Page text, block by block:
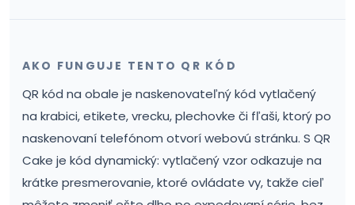
AKO FUNGUJE TENTO QR KÓD
QR kód na obale je naskenovateľný kód vytlačený
na krabici, etikete, vrecku, plechovke či fľaši, ktorý po
naskenovaní telefónom otvorí webovú stránku. S QR
Cake je kód dynamický: vytlačený vzor odkazuje na
krátke presmerovanie, ktoré ovládate vy, takže cieľ